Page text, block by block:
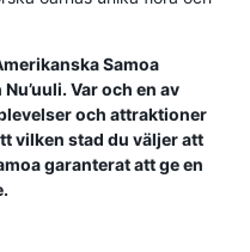
Samoa
Var och en av
och attraktioner
vilken stad du väljer att
garanterat att ge en